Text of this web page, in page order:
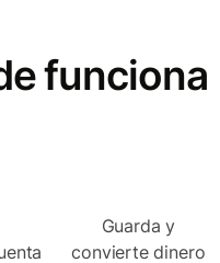
funciona
Guarda y
convierte dinero